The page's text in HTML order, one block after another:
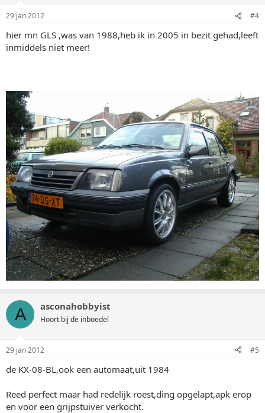
29 jan 2012 #4
hier mn GLS ,was van 1988,heb ik in 2005 in bezit gehad,leeft
inmiddels niet meer!
A asconahobbyist
Hoort bij de inboedel
29 jan 2012 #5
de KX-08-BL,ook een automaat,uit 1984
Reed perfect maar had redelijk roest,ding opgelapt,apk erop
en voor een grijpstuiver verkocht.